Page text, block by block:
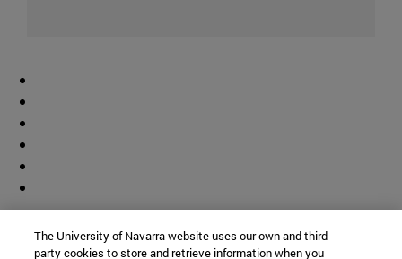
The University of Navarra website uses our own and third-
party cookies to store and retrieve information when you